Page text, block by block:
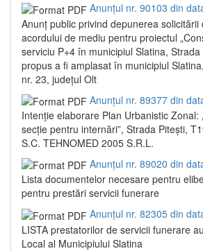
Anunțul nr. 90103 din
Anunț public privind depunerea solicitării
acordului de mediu pentru proiectul
serviciu P+4 în municipiul Slatina, Strada
propus a fi amplasat în municipiul
nr. 23, județul Olt
Anunțul nr. 89377 din
Intenție elaborare Plan Urbanistic Zonal:
secție pentru internări”, Strada Pitești,
S.C. TEHNOMED 2005 S.R.L.
Anunțul nr. 89020 din
Lista documentelor necesare pentru
pentru prestări servicii funerare
Anunțul nr. 82305 din
LISTA prestatorilor de servicii funerare
Local al Municipiului Slatina